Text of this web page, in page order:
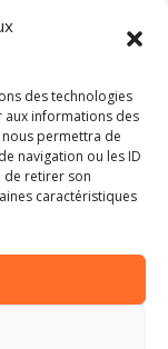
des technologies
aux informations des
permettra de
navigation ou les ID
de retirer son
caractéristiques